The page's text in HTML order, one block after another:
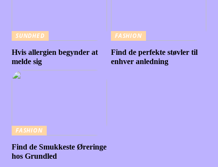
SUNDHED
Hvis allergien begynder at
melde sig
FASHION
Find de perfekte støvler til
enhver anledning
FASHION
Find de Smukkeste Øreringe
hos Grundled